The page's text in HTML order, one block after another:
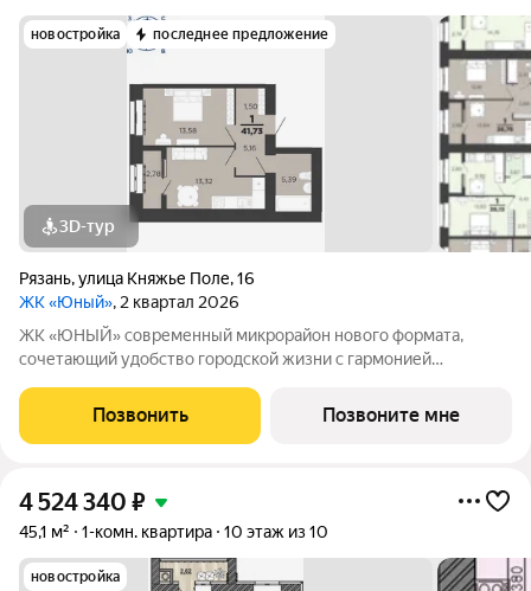
новостройка последнее предложение
3D-тур
Рязань,улица Княжье Поле,16
ЖК «Юный», 2 квартал 2026
ЖК «ЮНЫЙ» современный микрорайон нового формата,
сочетающий удобство городской жизни с гармонией
дома, детский сад, просторный внутренний двор с зелеными
насаждениями, спортивными площадками,
Позвонить Позвоните мне
4 524 340 ₽
45,1 м² 1-комн. квартира 10 этаж из 10
новостройка